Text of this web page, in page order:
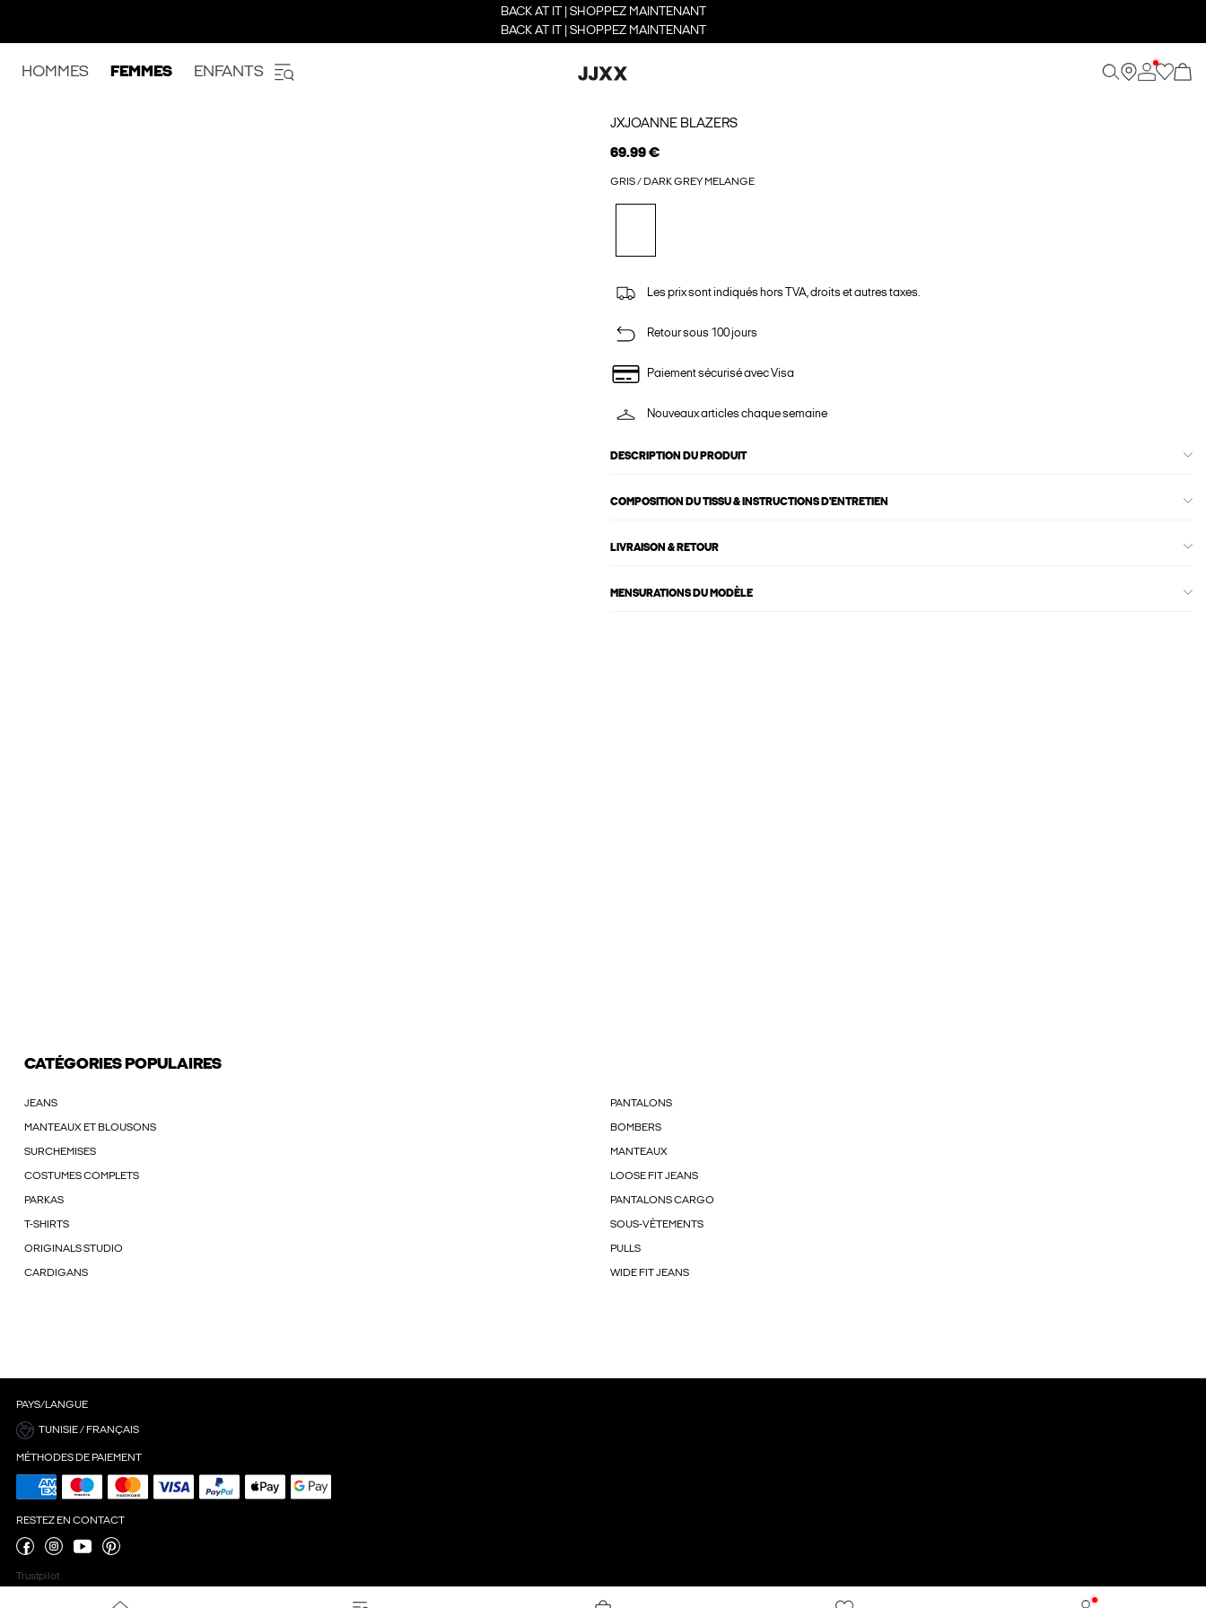
BACK AT IT | SHOPPEZ MAINTENANT
BACK AT IT | SHOPPEZ MAINTENANT
HOMMES FEMMES ENFANTS
JXJOANNE BLAZERS
69.99 €
GRIS / DARK GREY MELANGE
Les prix sont indiqués hors TVA, droits et autres taxes.
Retour sous 100 jours
Paiement sécurisé avec Visa
Nouveaux articles chaque semaine
DESCRIPTION DU PRODUIT
COMPOSITION DU TISSU & INSTRUCTIONS D'ENTRETIEN
LIVRAISON & RETOUR
MENSURATIONS DU MODÈLE
CATÉGORIES POPULAIRES
JEANS PANTALONS
MANTEAUX ET BLOUSONS BOMBERS
SURCHEMISES MANTEAUX
COSTUMES COMPLETS LOOSE FIT JEANS
PARKAS PANTALONS CARGO
T-SHIRTS SOUS-VÊTEMENTS
ORIGINALS STUDIO PULLS
CARDIGANS WIDE FIT JEANS
PAYS/LANGUE
TUNISIE / FRANÇAIS
MÉTHODES DE PAIEMENT
RESTEZ EN CONTACT
Trustpilot